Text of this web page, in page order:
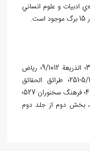
ي ادبيات و علوم انساني
اثرآفرينان 5/189؛ حديقة الشعراء 3/1612؛ الذريعة 9/1012؛ رياض
العارفين 280-281؛ ريحانة الادب 5/250-251؛ طرائق الحقائق
3/247؛ فرهنگ بزرگان اسلام و ايران 475؛ فرهنگ سخنوران 527؛
الفصحاء، بخش دوم از جلد دوم